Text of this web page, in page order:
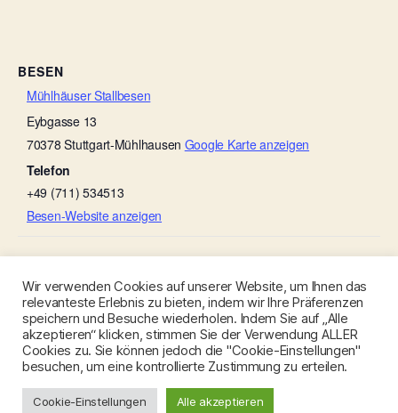
BESEN
Mühlhäuser Stallbesen
Eybgasse 13
70378 Stuttgart-Mühlhausen Google Karte anzeigen
Telefon
+49 (711) 534513
Besen-Website anzeigen
© 2026Besen-Stuttgart.de
Datenschutzerklärung
Nach oben
Wir verwenden Cookies auf unserer Website, um Ihnen das
relevanteste Erlebnis zu bieten, indem wir Ihre Präferenzen
speichern und Besuche wiederholen. Indem Sie auf „Alle
akzeptieren“ klicken, stimmen Sie der Verwendung ALLER
Cookies zu. Sie können jedoch die "Cookie-Einstellungen"
besuchen, um eine kontrollierte Zustimmung zu erteilen.
Cookie-Einstellungen Alle akzeptieren